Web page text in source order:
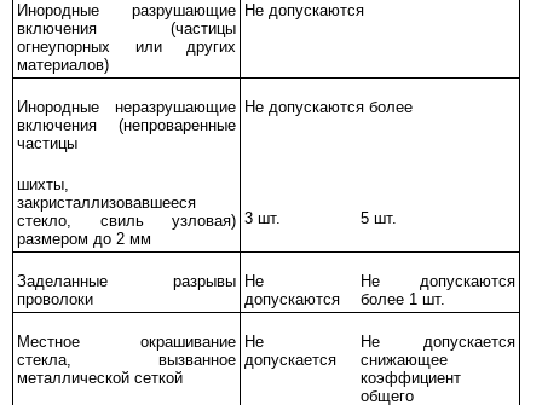
Инородные разрушающие
включения (частицы
огнеупорных или других
материалов)
Не допускаются
Инородные неразрушающие
включения (непроваренные
частицы
Не допускаются более
шихты,
закристаллизовавшееся
стекло, свиль узловая)
размером до 2 мм
3 шт. 5 шт.
Заделанные разрывы
проволоки
Не
допускаются
Не допускаются
более 1 шт.
Местное окрашивание
стекла, вызванное
металлической сеткой
Не
допускается
Не допускается
снижающее
коэффициент
общего